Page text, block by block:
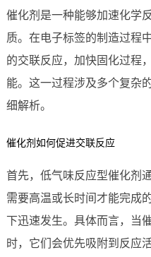
催化剂是一种能够加速化学
质。在电子标签的制造过程
的交联反应，加快固化过程
能。这一过程涉及多个复杂
细解析。
催化剂如何促进交联反应
首先，低气味反应型催化剂
需要高温或长时间才能完成
下迅速发生。具体而言，当
时，它们会优先吸附到反应